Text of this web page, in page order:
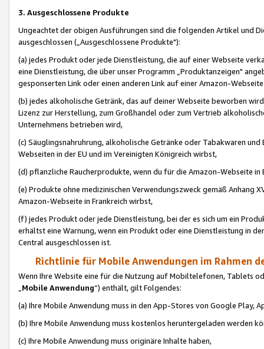
3. Ausgeschlossene Produkte
Ungeachtet der obigen Ausführungen sind die folgenden Artikel und
ausgeschlossen („Ausgeschlossene Produkte"):
(a) jedes Produkt oder jede Dienstleistung, die auf einer Webseite
eine Dienstleistung, die über unser Programm „Produktanzeigen"
gesponserten Link oder einen anderen Link auf einer Amazon-
(b) jedes alkoholische Getränk, das auf deiner Webseite beworben
Lizenz zur Herstellung, zum Großhandel oder zum Vertrieb
Unternehmens betrieben wird,
(c) Säuglingsnahruhrung, alkoholische Getränke oder Tabakwaren
Webseiten in der EU und im Vereinigten Königreich wirbst,
(d) pflanzliche Raucherprodukte, wenn du für die Amazon-Webseite in
(e) Produkte ohne medizinischen Verwendungszweck gemäß Anhang
Amazon-Webseite in Frankreich wirbst,
(f) jedes Produkt oder jede Dienstleistung, bei der es sich um ein
erhältst eine Warnung, wenn ein Produkt oder eine Dienstleistung in
Central ausgeschlossen ist.
Richtlinie für Mobile Anwendungen im Rahmen
Wenn Ihre Website eine für die Nutzung auf Mobiltelefonen, Tablets
„Mobile Anwendung“) enthält, gilt Folgendes:
(a) Ihre Mobile Anwendung muss in den App-Stores von Google Play,
(b) Ihre Mobile Anwendung muss kostenlos heruntergeladen werden
(c) Ihre Mobile Anwendung muss originäre Inhalte haben,